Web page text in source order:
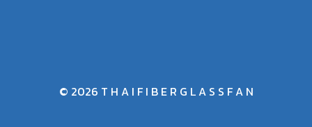
© 2026 T H A I F I B E R G L A S S F A N